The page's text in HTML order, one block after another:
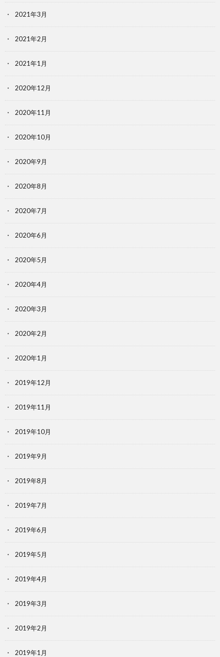
2021年3月
2021年2月
2021年1月
2020年12月
2020年11月
2020年10月
2020年9月
2020年8月
2020年7月
2020年6月
2020年5月
2020年4月
2020年3月
2020年2月
2020年1月
2019年12月
2019年11月
2019年10月
2019年9月
2019年8月
2019年7月
2019年6月
2019年5月
2019年4月
2019年3月
2019年2月
2019年1月